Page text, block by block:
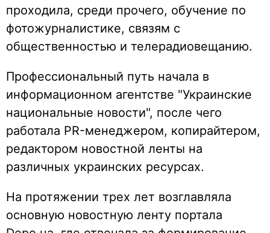
проходила, среди прочего, обучение по
фотожурналистике, связям с
общественностью и телерадиовещанию.
Профессиональный путь начала в
информационном агентстве "Украинские
национальные новости", после чего
работала PR-менеджером, копирайтером,
редактором новостной ленты на
различных украинских ресурсах.
На протяжении трех лет возглавляла
основную новостную ленту портала